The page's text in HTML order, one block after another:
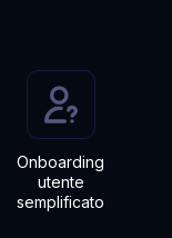
Onboarding
utente
semplificato